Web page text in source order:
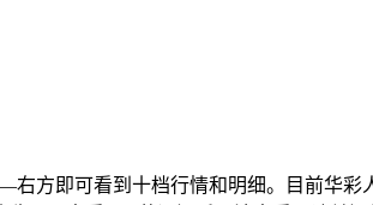
方即可看到十档行情和明细。目前华彩